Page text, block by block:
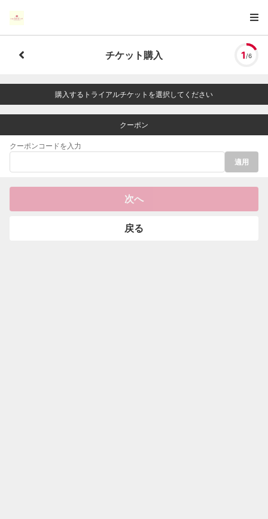
チケット購入 1 /6
購入するトライアルチケットを選択してください
クーポン
クーポンコードを入力
適用
次へ
戻る